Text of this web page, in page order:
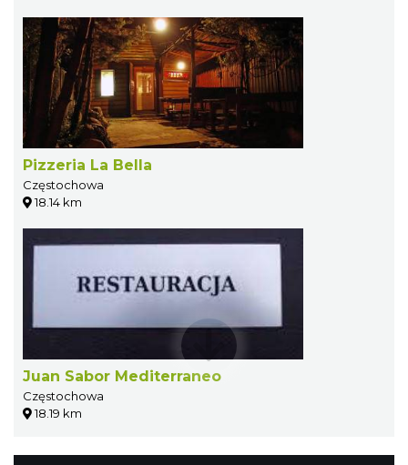
Pizzeria La Bella
Częstochowa
18.14 km
Juan Sabor Mediterraneo
Częstochowa
18.19 km